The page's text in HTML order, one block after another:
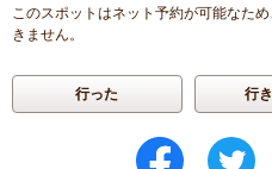
このスポットはネット予約が可能なた
きません。
行った 行